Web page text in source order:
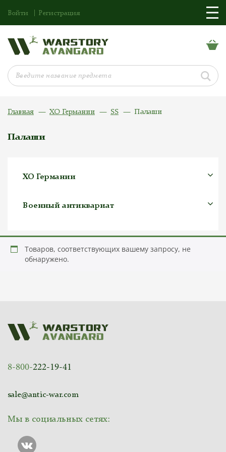
Войти Регистрация
Главная ХО Германии SS Палаши
Палаши
ХО Германии
Военный антиквариат
Товаров, соответствующих вашему запросу, не
обнаружено.
8-800-222-19-41
sale@antic-war.com
Мы в социальных сетях: